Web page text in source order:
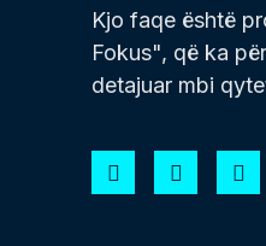
Kjo faqe është
Fokus", që ka
detajuar mbi